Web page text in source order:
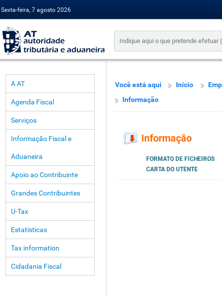
Sexta-feira, 7 agosto 2026
A AT
Agenda Fiscal
Serviços
Informação Fiscal e
Aduaneira
Apoio ao Contribuinte
Grandes Contribuintes
U-Tax
Estatísticas
Tax information
Cidadania Fiscal
Você está aqui Início
Informação
Informação
FORMATO DE FICHEIROS
CARTA DO UTENTE